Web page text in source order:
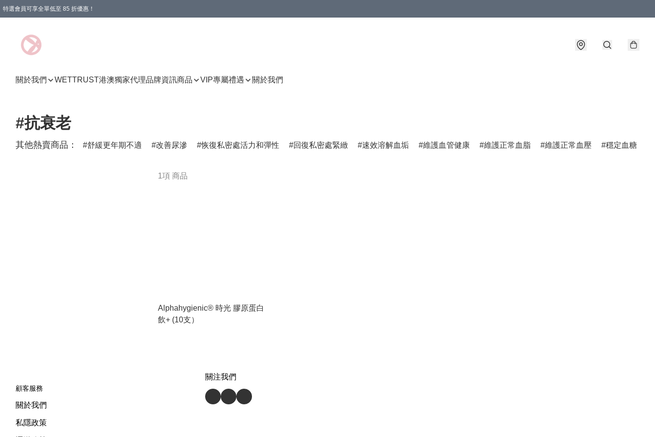
特選會員可享全單低至 85 折優惠！
關於我們 WETTRUST港澳獨家代理品牌資訊商品 VIP專屬禮遇 關於我們
#抗衰老
其他熱賣商品： 舒緩更年期不適 改善尿滲 恢復私密處活力和彈性 回復私密處緊緻 速效溶解血垢 維護血管健康 維護正常血脂 維護正常血壓 穩定血糖
1項 商品
Alphahygienic® 時光 膠原蛋白
飲+ (10支）
顧客服務
關於我們
私隱政策
關注我們